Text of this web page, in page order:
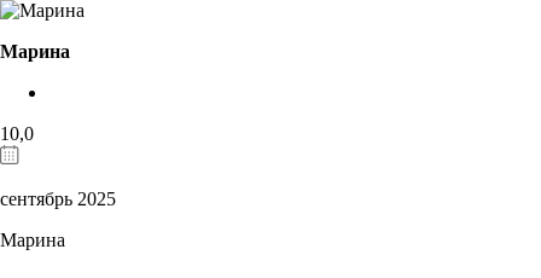
Марина
10,0
сентябрь 2025
Марина